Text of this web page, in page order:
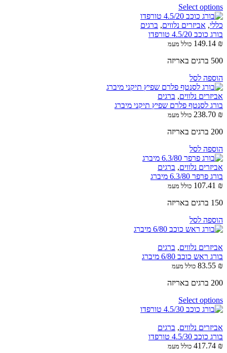
Select options
כללי, אביזרים נלווים, ברגים
בורג כוכב 4.5/20 טורפדו
149.14 ₪ כולל מעמ
500 ברגים באריזה
הוספה לסל
אביזרים נלווים, ברגים
בורג לסנטף פלרם שפיץ תיקני מיברג
238.70 ₪ כולל מעמ
200 ברגים באריזה
הוספה לסל
אביזרים נלווים, ברגים
בורג פרפר 6.3/80 מיברג
107.41 ₪ כולל מעמ
150 ברגים באריזה
הוספה לסל
אביזרים נלווים, ברגים
בורג ראש כוכב 6/80 מיברג
83.55 ₪ כולל מעמ
200 ברגים באריזה
Select options
אביזרים נלווים, ברגים
בורג כוכב 4.5/30 טורפדו
417.74 ₪ כולל מעמ